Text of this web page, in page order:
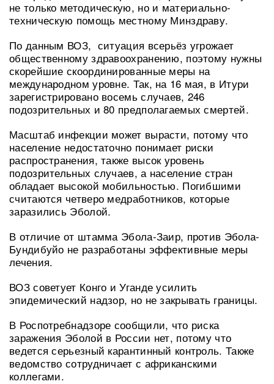
не только методическую, но и материально-
техническую помощь местному Минздраву.
По данным ВОЗ, ситуация всерьёз угрожает
общественному здравоохранению, поэтому нужны
скорейшие скоординированные меры на
международном уровне. Так, на 16 мая, в Итури
зарегистрировано восемь случаев, 246
подозрительных и 80 предполагаемых смертей.
Масштаб инфекции может вырасти, потому что
население недостаточно понимает риски
распространения, также высок уровень
подозрительных случаев, а население стран
обладает высокой мобильностью. Погибшими
считаются четверо медработников, которые
заразились Эболой.
В отличие от штамма Эбола-Заир, против Эбола-
Бундибуйо не разработаны эффективные меры
лечения.
ВОЗ советует Конго и Уганде усилить
эпидемический надзор, но не закрывать границы.
В Роспотребнадзоре сообщили, что риска
заражения Эболой в России нет, потому что
ведется серьезный карантинный контроль. Также
ведомство сотрудничает с африканскими
коллегами.